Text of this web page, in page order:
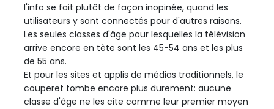
l'info se fait plutôt de façon inopinée, quand les
utilisateurs y sont connectés pour d'autres raisons.
Les seules classes d'âge pour lesquelles la télévision
arrive encore en tête sont les 45-54 ans et les plus
de 55 ans.
Et pour les sites et applis de médias traditionnels, le
couperet tombe encore plus durement: aucune
classe d'âge ne les cite comme leur premier moyen